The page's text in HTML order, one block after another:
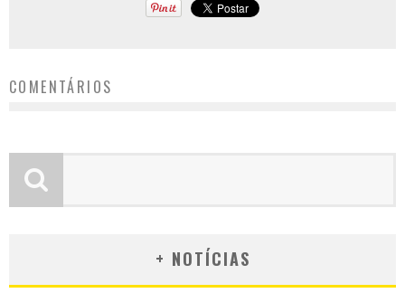
COMENTÁRIOS
+ NOTÍCIAS